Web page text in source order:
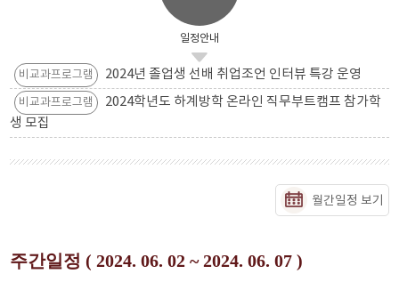
일정안내
비교과프로그램 2024년 졸업생 선배 취업조언 인터뷰 특강 운영
비교과프로그램
2024학년도 하계방학 온라인 직무부트캠프 참가학
생 모집
월간일정 보기
주간일정 ( 2024. 06. 02 ~ 2024. 06. 07 )